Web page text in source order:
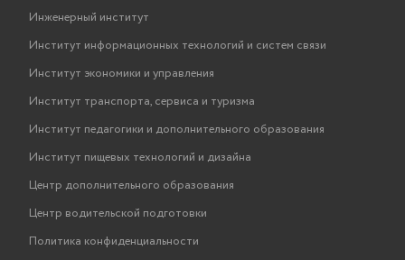
Инженерный институт
Институт информационных технологий и систем связи
Институт экономики и управления
Институт транспорта, сервиса и туризма
Институт педагогики и дополнительного образования
Институт пищевых технологий и дизайна
Центр дополнительного образования
Центр водительской подготовки
Политика конфиденциальности